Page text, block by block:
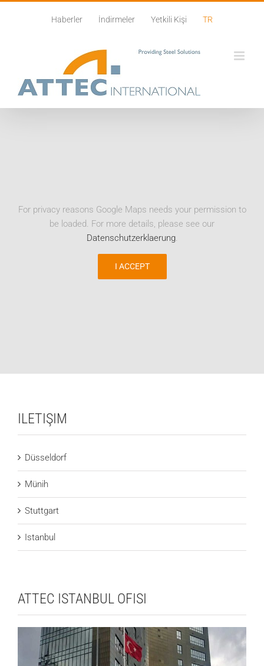
Haberler İndirmeler Yetkili Kişi TR
For privacy reasons Google Maps needs your permission to
be loaded. For more details, please see our
Datenschutzerklaerung.
I ACCEPT
ILETIŞIM
Düsseldorf
Münih
Stuttgart
Istanbul
ATTEC ISTANBUL OFISI